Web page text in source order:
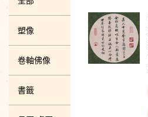
塑像
卷軸佛像
書籤